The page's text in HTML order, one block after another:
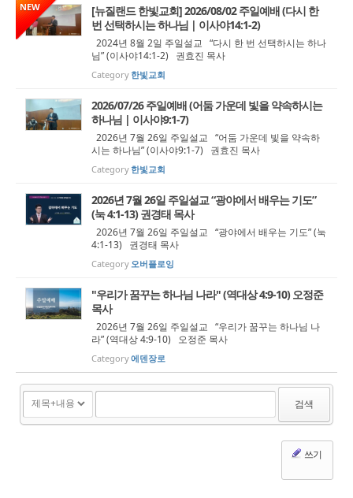
NEW
[뉴질랜드 한빛교회] 2026/08/02 주일예배 (다시 한
번 선택하시는 하나님 | 이사야14:1-2)
2024년 8월 2일 주일설교 “다시 한 번 선택하시는 하나
님” (이사야14:1-2) 권효진 목사
Category 한빛교회
2026/07/26 주일예배 (어둠 가운데 빛을 약속하시는
하나님 | 이사야9:1-7)
2026년 7월 26일 주일설교 “어둠 가운데 빛을 약속하
시는 하나님” (이사야9:1-7) 권효진 목사
Category 한빛교회
2026년 7월 26일 주일설교 “광야에서 배우는 기도”
(눅 4:1-13) 권경태 목사
2026년 7월 26일 주일설교 “광야에서 배우는 기도” (눅
4:1-13) 권경태 목사
Category오버플로잉
"우리가 꿈꾸는 하나님 나라" (역대상 4:9-10) 오정준
목사
2026년 7월 26일 주일설교 “우리가 꿈꾸는 하나님 나
라” (역대상 4:9-10) 오정준 목사
Category에덴장로
검색
쓰기